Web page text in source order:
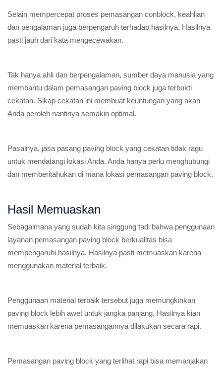
Selain mempercepat proses pemasangan conblock, keahlian
dan pengalaman juga berpengaruh terhadap hasilnya. Hasilnya
pasti jauh dari kata mengecewakan.
Tak hanya ahli dan berpengalaman, sumber daya manusia yang
membantu dalam pemasangan paving block juga terbukti
cekatan. Sikap cekatan ini membuat keuntungan yang akan
Anda peroleh nantinya semakin optimal.
Pasalnya, jasa pasang paving block yang cekatan tidak ragu
untuk mendatangi lokasi Anda. Anda hanya perlu menghubungi
dan memberitahukan di mana lokasi pemasangan paving block.
Hasil Memuaskan
Sebagaimana yang sudah kita singgung tadi bahwa penggunaan
layanan pemasangan paving block berkualitas bisa
mempengaruhi hasilnya. Hasilnya pasti memuaskan karena
menggunakan material terbaik.
Penggunaan material terbaik tersebut juga memungkinkan
paving block lebih awet untuk jangka panjang. Hasilnya kian
memuaskan karena pemasangannya dilakukan secara rapi.
Pemasangan paving block yang terlihat rapi bisa memanjakan